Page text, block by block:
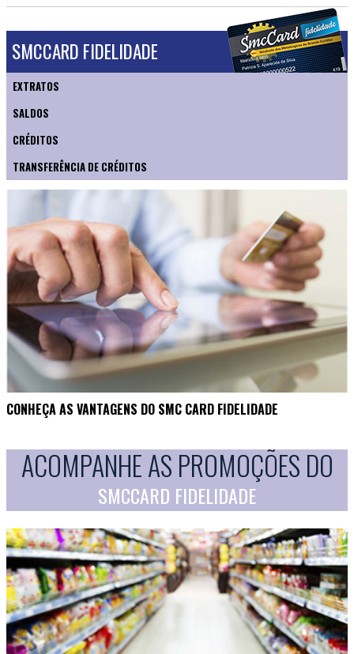
SMCCARD FIDELIDADE
EXTRATOS
SALDOS
CRÉDITOS
TRANSFERÊNCIA DE CRÉDITOS
CONHEÇA AS VANTAGENS DO SMC CARD FIDELIDADE
ACOMPANHE AS PROMOÇÕES DO
SMCCARD FIDELIDADE